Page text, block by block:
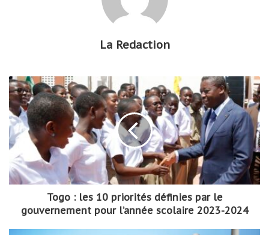
La Redaction
Togo : les 10 priorités définies par le
gouvernement pour l’année scolaire 2023-2024